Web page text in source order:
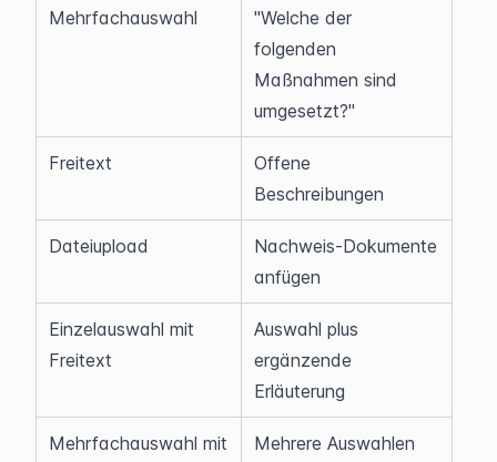
Mehrfachauswahl
"Welche der
folgenden
Maßnahmen sind
umgesetzt?"
Freitext
Offene
Beschreibungen
Dateiupload
Nachweis-Dokumente
anfügen
Einzelauswahl mit
Freitext
Auswahl plus
ergänzende
Erläuterung
Mehrfachauswahl mit
Mehrere Auswahlen